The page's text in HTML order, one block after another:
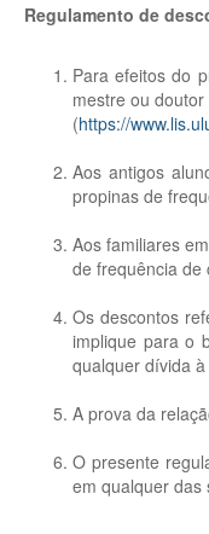
Regulamento de
Para efeitos do
mestre ou
(https://
Aos antigos
propinas de
Aos familiares
de frequência de
Os descontos
implique para o
qualquer dívida
A prova da
O presente
em qualquer das